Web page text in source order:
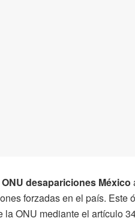
desapariciones México
forzadas en el país. Este
la ONU mediante el artículo